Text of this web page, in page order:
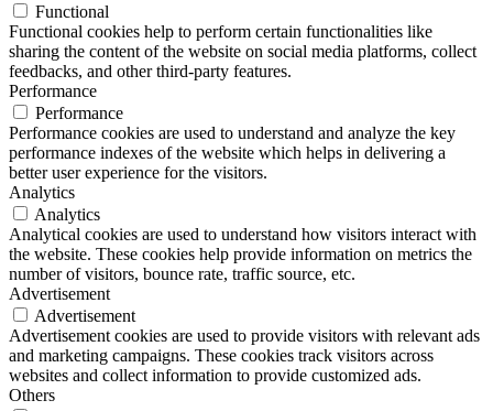
Functional
Functional cookies help to perform certain functionalities like
sharing the content of the website on social media platforms, collect
feedbacks, and other third-party features.
Performance
Performance
Performance cookies are used to understand and analyze the key
performance indexes of the website which helps in delivering a
better user experience for the visitors.
Analytics
Analytics
Analytical cookies are used to understand how visitors interact with
the website. These cookies help provide information on metrics the
number of visitors, bounce rate, traffic source, etc.
Advertisement
Advertisement
Advertisement cookies are used to provide visitors with relevant ads
and marketing campaigns. These cookies track visitors across
websites and collect information to provide customized ads.
Others